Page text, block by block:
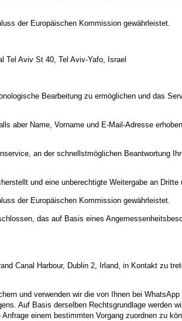
der Europäischen Kommission gewährleistet.
Tel Aviv St 40, Tel Aviv-Yafo, Israel
Bearbeitung zu ermöglichen und das
aber Name, Vorname und E-Mail-Adresse
an der schnellstmöglichen Beantwortung
und eine unberechtigte Weitergabe an Dritte
der Europäischen Kommission gewährleistet.
das auf Basis eines
Canal Harbour, Dublin 2, Irland, in Kontakt zu
und verwenden wir die von Ihnen bei
Auf Basis derselben Rechtsgrundlage werden
einem bestimmten Vorgang zuordnen zu